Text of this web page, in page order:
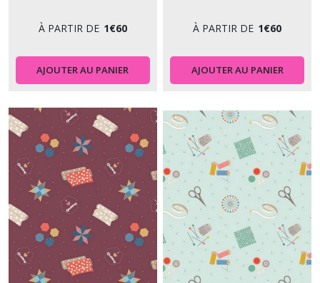
À PARTIR DE 1€60
AJOUTER AU PANIER
À PARTIR DE 1€60
AJOUTER AU PANIER